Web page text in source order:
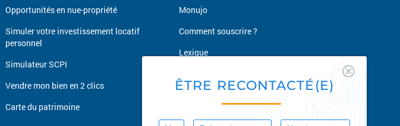
ÊTRE RECONTACTÉ(E)
Opportunités en nue-propriété
Simuler votre investissement locatif
personnel
Simulateur SCPI
Vendre mon bien en 2 clics
Carte du patrimoine
Monujo
Comment souscrire ?
Lexique